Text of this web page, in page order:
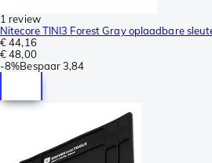
1 review
Nitecore TINI3 Forest Gray oplaadbare
€ 44,16
€ 48,00
-8%Bespaar3,84